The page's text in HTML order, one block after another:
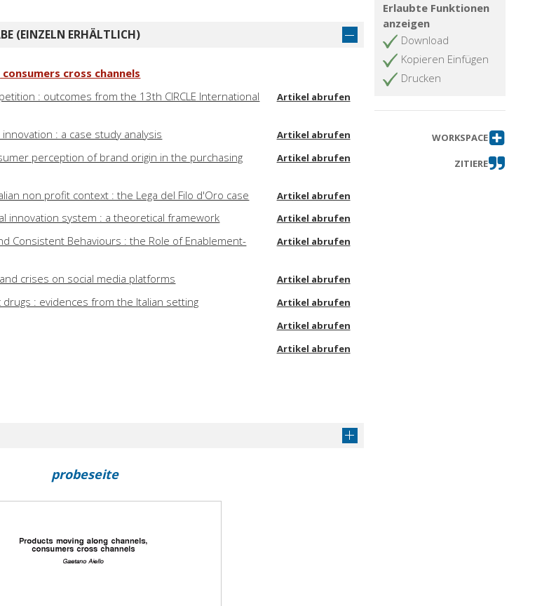
(EINZELN ERHÄLTLICH)
cross channels
: outcomes from the 13th CIRCLE International
Artikel abrufen
: a case study analysis Artikel abrufen
perception of brand origin in the purchasing
Artikel abrufen
non profit context : the Lega del Filo d'Oro case Artikel abrufen
innovation system : a theoretical framework Artikel abrufen
Consistent Behaviours : the Role of Enablement-
Artikel abrufen
crises on social media platforms Artikel abrufen
: evidences from the Italian setting Artikel abrufen
Artikel abrufen
Artikel abrufen
Erlaubte Funktionen
anzeigen
Download
Kopieren Einfügen
Drucken
WORKSPACE
ZITIERE
probeseite